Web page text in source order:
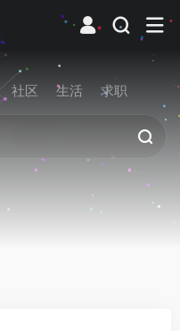
社区 生活 求职